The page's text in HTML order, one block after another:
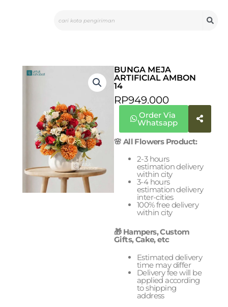
BUNGA MEJA
ARTIFICIAL AMBON
14
RP949.000
Order Via
Whatsapp
🌸 All Flowers Product:
2-3 hours
estimation delivery
within city
3-4 hours
estimation delivery
inter-cities
100% free delivery
within city
🎁 Hampers, Custom
Gifts, Cake, etc
Estimated delivery
time may differ
Delivery fee will be
applied according
to shipping
address